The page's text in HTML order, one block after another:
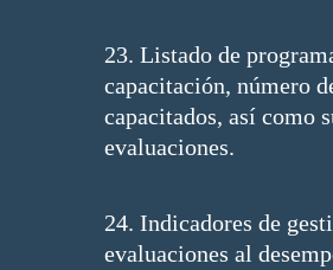
23. Listado de
capacitación, número
capacitados, así como
evaluaciones.
24. Indicadores de
evaluaciones al